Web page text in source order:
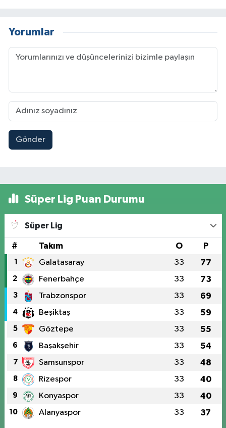
Yorumlar
Gönder
Süper Lig Puan Durumu
Süper Lig
# Takım O P
1 Galatasaray 33 77
2 Fenerbahçe 33 73
3 Trabzonspor 33 69
4 Beşiktaş 33 59
5 Göztepe 33 55
6 Başakşehir 33 54
7 Samsunspor 33 48
8 Rizespor 33 40
9 Konyaspor 33 40
10 Alanyaspor 33 37